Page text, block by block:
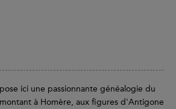
ici une passionnante généalogie du
à Homère, aux figures d'Antigone